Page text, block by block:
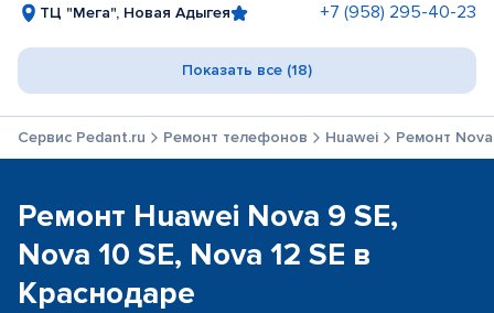
ТЦ "Мега", Новая Адыгея +7 (958) 295-40-23
Показать все (18)
Сервис Pedant.ru Ремонт телефонов Huawei Ремонт Nova
Ремонт Huawei Nova 9 SE,
Nova 10 SE, Nova 12 SE в
Краснодаре